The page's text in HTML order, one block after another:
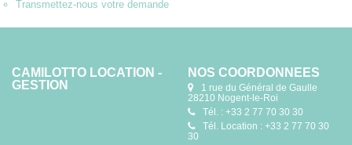
Transmettez-nous votre demande
CAMILOTTO LOCATION -
GESTION
NOS COORDONNÉES
1 rue du Général de Gaulle
28210 Nogent-le-Roi
Tél. : +33 2 77 70 30 30
Tél. Location : +33 2 77 70 30
30